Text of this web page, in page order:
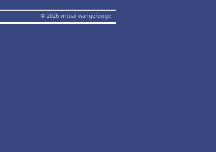
© 2026 virtual wangerooge